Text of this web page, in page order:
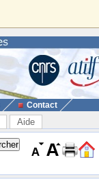
Contact
Aide